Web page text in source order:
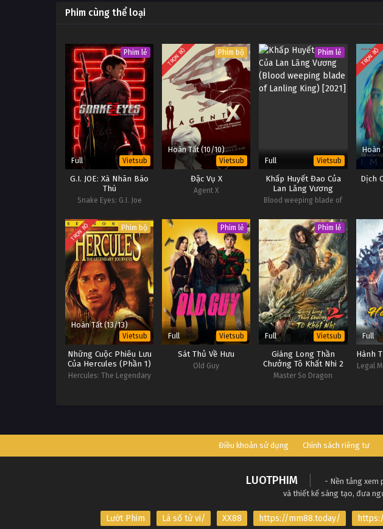
Phim cùng thể loại
Phim lẻ
Full Vietsub
G.I. JOE: Xà Nhãn Báo
Thù
Snake Eyes: G.I. Joe
TRỌN BỘ Phim bộ
Hoàn Tất (10/10)
Vietsub
Đặc Vụ X
Agent X
Phim lẻ
Full Vietsub
Khấp Huyết Đao Của
Lan Lăng Vương
Blood weeping blade of
TRỌN BỘ
Hoàn
Dịch
TRỌN BỘ Phim bộ
Hoàn Tất (13/13)
Vietsub
Những Cuộc Phiêu Lưu
Của Hercules (Phần 1)
Hercules: The Legendary
Phim lẻ
Full Vietsub
Sát Thủ Về Hưu
Old Guy
Phim lẻ
Full Vietsub
Giáng Long Thần
Chưởng Tô Khất Nhi 2
Master So Dragon
Full
Hành
Legal
Điều khoản sử dụng Chính sách riêng tư
LUOTPHIM
- Nền tảng xem
và thiết kế sáng tạo, đưa
Lướt Phim Lá số tử vi/ XX88 https://mm88.today/